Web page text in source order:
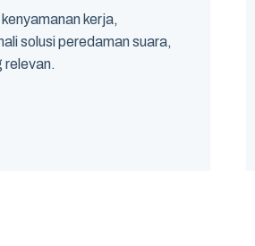
kerja,
solusi peredaman suara,
relevan.